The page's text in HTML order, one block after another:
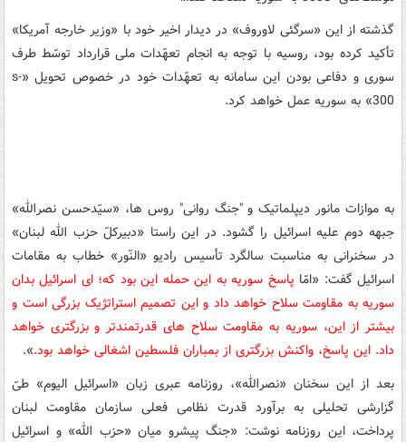
گذشته از این «سرگئی لاوروف» در دیدار اخیر خود با «وزیر خارجه آمریکا»
تأکید کرده بود، روسیه با توجه به انجام تعهّدات ملی قرارداد توسّط طرف
سوری و دفاعی بودن این سامانه به تعهّدات خود در خصوص تحویل «s-
300» به سوریه عمل خواهد کرد.
به موازات مانور دیپلماتیک و"جنگ روانی" روس ها، «سیّدحسن نصرالله»
جبهه دوم علیه اسرائیل را گشود. در این راستا «دبیرکلّ حزب الله لبنان»
در سخنرانی به مناسبت سالگرد تأسیس رادیو «النّور» خطاب به مقامات
اسرائیل گفت: «امّا پاسخ سوریه به این حمله این بود که؛ ای اسرائیل بدان
سوریه به مقاومت سلاح خواهد داد و این تصمیم استراتژیک بزرگی است و
بیشتر از این، سوریه به مقاومت سلاح های قدرتمندتر و بزرگتری خواهد
داد. این پاسخ، واکنش بزرگتری از بمباران فلسطین اشغالی خواهد بود.».
بعد از این سخنان «نصرالله»، روزنامه عبری زبان «اسرائیل الیوم» طیّ
گزارشی تحلیلی به برآورد قدرت نظامی فعلی سازمان مقاومت لبنان
پرداخت، این روزنامه نوشت: «جنگ پیشرو میان «حزب الله» و اسرائیل